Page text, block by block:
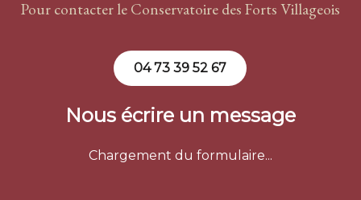
Pour contacter le Conservatoire des Forts Villageois
04 73 39 52 67
Nous écrire un message
Chargement du formulaire...